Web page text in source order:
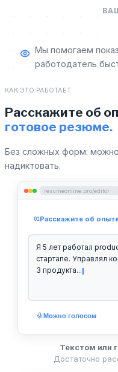
Мы помогаем
работодатель
КАК ЭТО РАБОТАЕТ
Расскажите об
готовое резюме.
Без сложных форм: можно
надиктовать.
resumeonline.pro/editor
01Расскажите об
Я 5 лет работал
стартапе. Управлял
3 продукта...
Можно голосом
Текстом или
Достаточно